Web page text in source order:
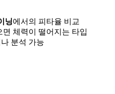
닝에서의 피타율 비교
체력이 떨어지는 타입
분석 가능